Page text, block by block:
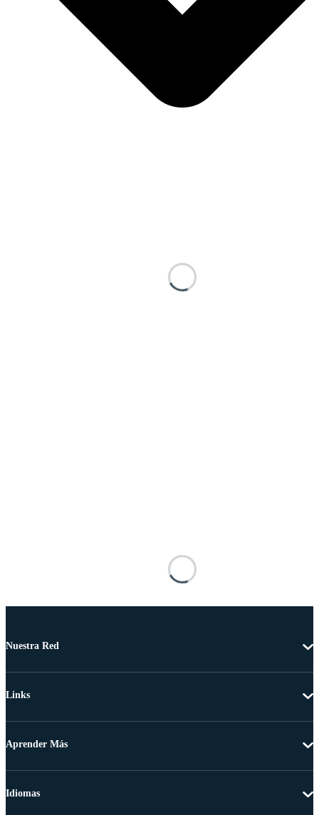
Nuestra Red
Links
Aprender Más
Idiomas